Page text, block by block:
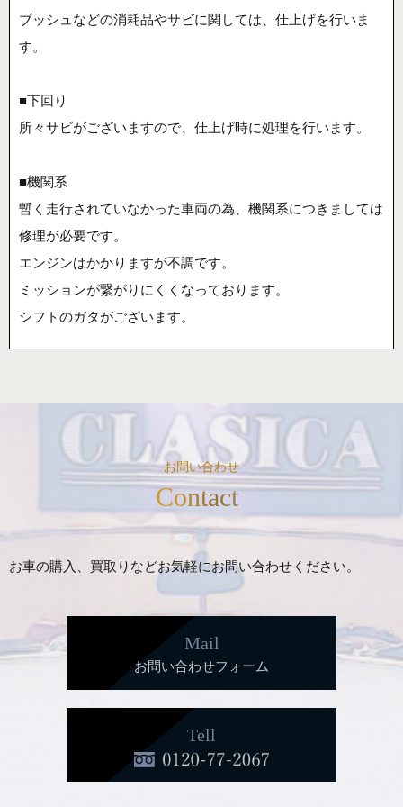
ブッシュなどの消耗品やサビに関しては、仕上げを行いま
す。
■下回り
所々サビがございますので、仕上げ時に処理を行います。
■機関系
暫く走行されていなかった車両の為、機関系につきましては
修理が必要です。
エンジンはかかりますが不調です。
ミッションが繋がりにくくなっております。
シフトのガタがございます。
お問い合わせ
Contact
お車の購入、買取りなどお気軽にお問い合わせください。
Mail
お問い合わせフォーム
Tell